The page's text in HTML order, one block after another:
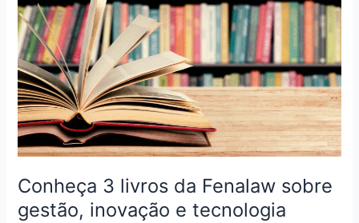
Conheça 3 livros da Fenalaw sobre
gestão, inovação e tecnologia
da
Fenalaw
sobre
gestão,
inovação
e
tecnologia